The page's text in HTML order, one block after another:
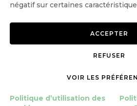
négatif sur certaines
ACCEPTER
REFUSER
VOIR LES
Politique d’utilisation des